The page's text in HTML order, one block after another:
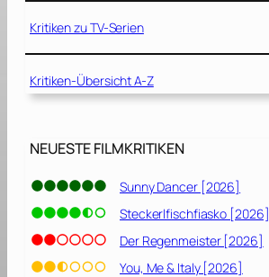
Kritiken zu TV-Serien
Kritiken-Übersicht A-Z
NEUESTE FILMKRITIKEN
Sunny Dancer [2026]
Steckerlfischfiasko [2026]
Der Regenmeister [2026]
You, Me & Italy [2026]